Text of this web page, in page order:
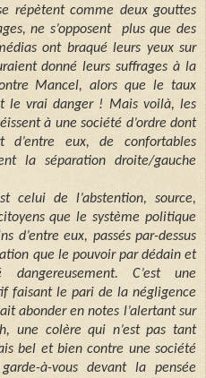
répètent comme deux gouttes
ne s’opposent
plus que des
ont braqué leurs yeux sur
donné leurs suffrages à la
Mancel, alors que le taux
le vrai danger ! Mais voilà, les
à une société d’ordre dont
eux, de confortables
la séparation droite/gauche
celui de l’abstention, source,
que le système politique
d’entre eux, passés par-dessus
que le pouvoir par dédain et
dangereusement. C’est une
faisant le pari de la négligence
abonder en notes l’alertant sur
une colère qui n’est pas tant
bel et bien contre une société
à-vous devant la pensée